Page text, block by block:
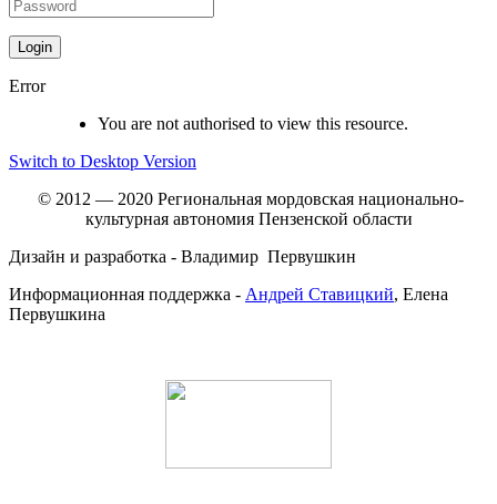
Error
You are not authorised to view this resource.
Switch to Desktop Version
© 2012 — 2020 Региональная мордовская национально-
культурная автономия Пензенской области
Дизайн и разработка - Владимир Первушкин
Информационная поддержка - Андрей Ставицкий, Елена
Первушкина